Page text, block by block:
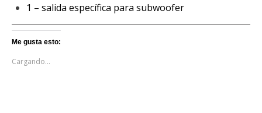
1 – salida específica para subwoofer
Me gusta esto:
Cargando...